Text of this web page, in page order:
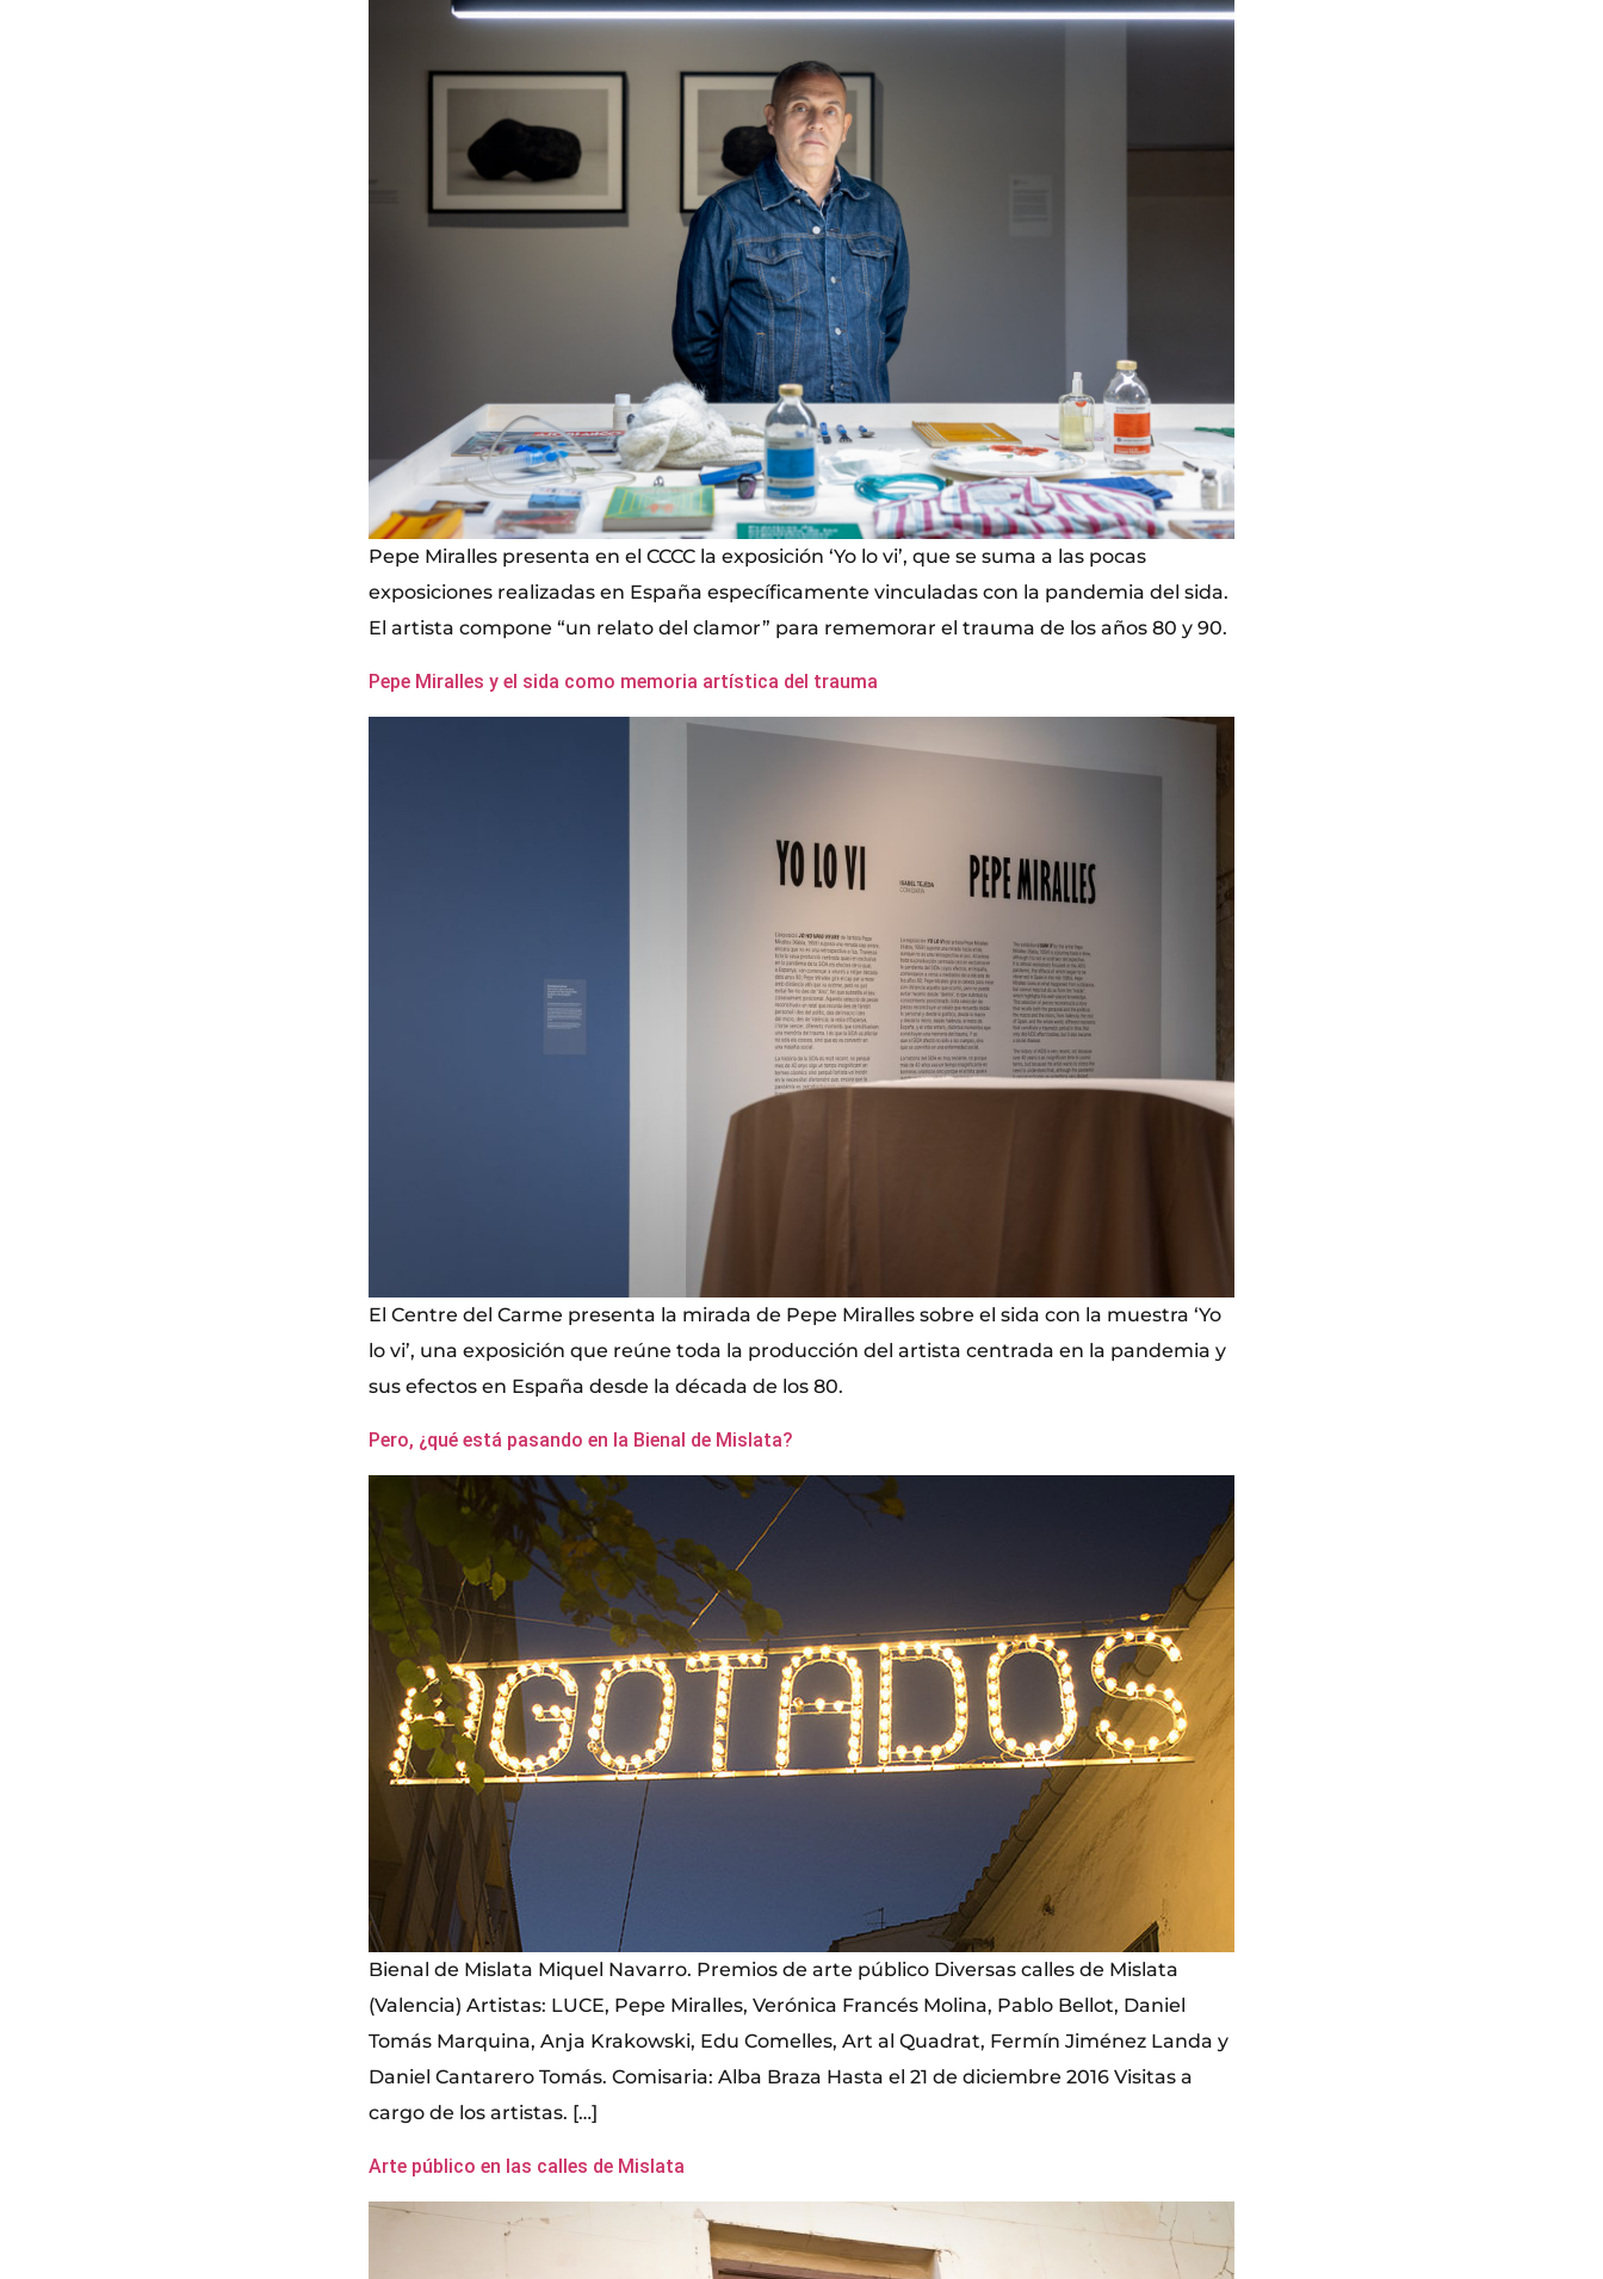
Pepe Miralles presenta en el CCCC la exposición ‘Yo lo vi’, que se suma a las pocas
exposiciones realizadas en España específicamente vinculadas con la pandemia del sida.
El artista compone “un relato del clamor” para rememorar el trauma de los años 80 y 90.
Pepe Miralles y el sida como memoria artística del trauma
El Centre del Carme presenta la mirada de Pepe Miralles sobre el sida con la muestra ‘Yo
lo vi’, una exposición que reúne toda la producción del artista centrada en la pandemia y
sus efectos en España desde la década de los 80.
Pero, ¿qué está pasando en la Bienal de Mislata?
Bienal de Mislata Miquel Navarro. Premios de arte público Diversas calles de Mislata
(Valencia) Artistas: LUCE, Pepe Miralles, Verónica Francés Molina, Pablo Bellot, Daniel
Tomás Marquina, Anja Krakowski, Edu Comelles, Art al Quadrat, Fermín Jiménez Landa y
Daniel Cantarero Tomás. Comisaria: Alba Braza Hasta el 21 de diciembre 2016 Visitas a
cargo de los artistas. […]
Arte público en las calles de Mislata